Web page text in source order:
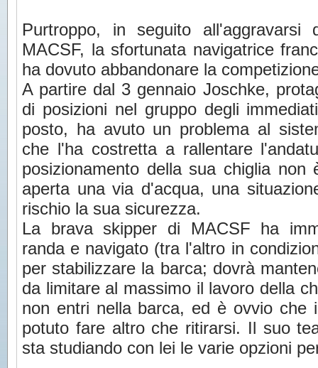
Purtroppo, in seguito
MACSF, la sfortunata navigatrice
ha dovuto abbandonare la
A partire dal 3 gennaio Joschke,
di posizioni nel gruppo degli
posto, ha avuto un problema al
che l'ha costretta a rallentare
posizionamento della sua chiglia
aperta una via d'acqua, una
rischio la sua sicurezza.
La brava skipper di MACSF ha
randa e navigato (tra l'altro in
per stabilizzare la barca; dovrà
da limitare al massimo il lavoro della
non entri nella barca, ed è ovvio che
potuto fare altro che ritirarsi. Il suo
sta studiando con lei le varie opzioni